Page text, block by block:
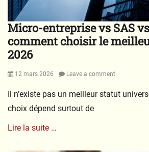
Micro-entreprise vs SAS
comment choisir le
2026
Posted
12 mars 2026 Leave a comment
Il n’existe pas un meilleur statut
choix dépend surtout de
Lire la suite …